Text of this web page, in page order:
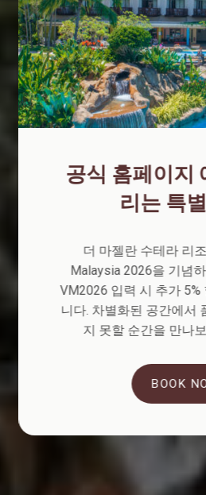
마젤란 수트
바다를 마주한 평온함 속
현대적인 편안함이 어우
하게 완성합
공식 홈페이지
리는 특
더 마젤란 수테라 리
Malaysia 2026을 기념
VM2026 입력 시 추가
니다. 차별화된 공간에서
지 못할 순간을 만나
BOOK